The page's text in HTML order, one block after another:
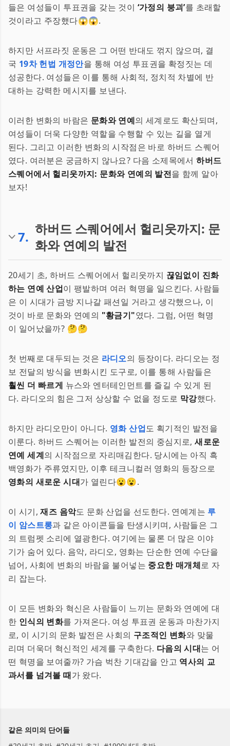
들은 여성들이 투표권을 갖는 것이 ‘가정의 붕괴’를 초래할
것이라고 주장했다😱😱.
하지만 서프라짓 운동은 그 어떤 반대도 꺾지 않으며, 결
국 19차 헌법 개정안을 통해 여성 투표권을 확정짓는 데
성공한다. 여성들은 이를 통해 사회적, 정치적 차별에 반
대하는 강력한 메시지를 보낸다.
이러한 변화의 바람은 문화와 연예의 세계로도 확산되며,
여성들이 더욱 다양한 역할을 수행할 수 있는 길을 열게
된다. 그리고 이러한 변화의 시작점은 바로 하버드 스퀘어
였다. 여러분은 궁금하지 않나요? 다음 소제목에서하버드
스퀘어에서 헐리웃까지: 문화와 연예의 발전을 함께 알아
보자!
7. 하버드 스퀘어에서 헐리웃까지: 문
화와 연예의 발전
20세기 초, 하버드 스퀘어에서 헐리웃까지 끊임없이 진화
하는 연예 산업이 팽발하며 여러 혁명을 일으킨다. 사람들
은 이 시대가 금방 지나갈 패션일 거라고 생각했으나, 이
것이 바로 문화와 연예의 "황금기"였다. 그럼, 어떤 혁명
이 일어났을까? 🤔🤔
첫 번째로 대두되는 것은 라디오의 등장이다. 라디오는 정
보 전달의 방식을 변화시킨 도구로, 이를 통해 사람들은
훨씬 더 빠르게 뉴스와 엔터테인먼트를 즐길 수 있게 된
다. 라디오의 힘은 그저 상상할 수 없을 정도로 막강했다.
하지만 라디오만이 아니다. 영화 산업도 획기적인 발전을
이룬다. 하버드 스퀘어는 이러한 발전의 중심지로,새로운
연예 세계의 시작점으로 자리매김한다. 당시에는 아직 흑
백영화가 주류였지만, 이후 테크니컬러 영화의 등장으로
영화의 새로운 시대가 열린다😮😮.
이 시기,재즈 음악도 문화 산업을 선도한다. 연예계는 루
이 암스트롱과 같은 아이콘들을 탄생시키며, 사람들은 그
의 트럼펫 소리에 열광한다. 여기에는 물론 더 많은 이야
기가 숨어 있다. 음악, 라디오, 영화는 단순한 연예 수단을
넘어, 사회에 변화의 바람을 불어넣는 중요한 매개체로 자
리 잡는다.
이 모든 변화와 혁신은 사람들이 느끼는 문화와 연예에 대
한 인식의 변화를 가져온다. 여성 투표권 운동과 마찬가지
로, 이 시기의 문화 발전은 사회의 구조적인 변화와 맞물
리며 더욱더 혁신적인 세계를 구축한다. 다음의 시대는 어
떤 혁명을 보여줄까? 가슴 벅찬 기대감을 안고 역사의 교
과서를 넘겨볼 때가 왔다.
같은 의미의 단어들